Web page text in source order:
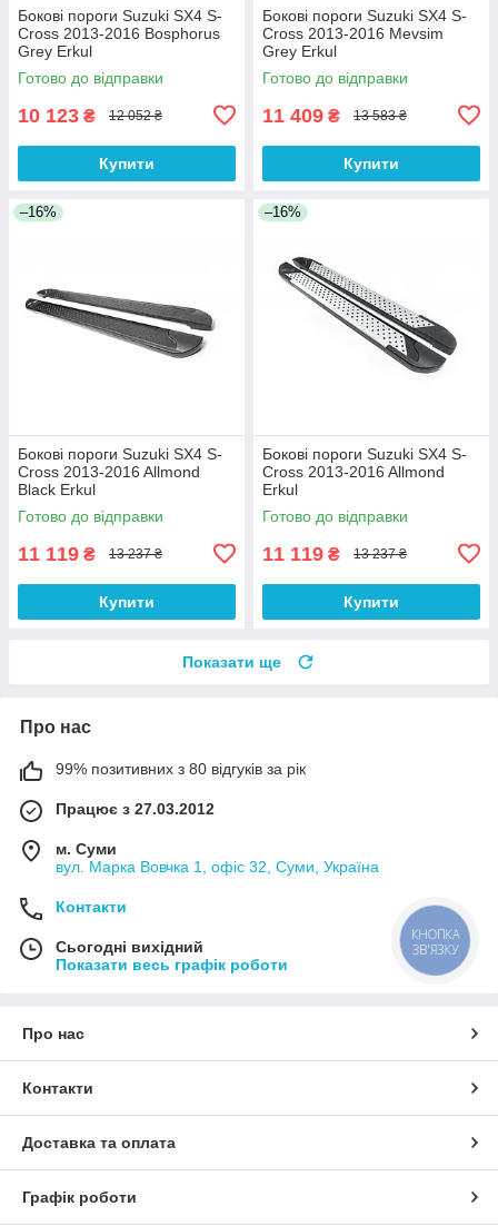
Бокові пороги Suzuki SX4 S-
Cross 2013-2016 Bosphorus
Grey Erkul
Готово до відправки
10 123 ₴ 12 052 ₴
Купити
Бокові пороги Suzuki SX4 S-
Cross 2013-2016 Mevsim
Grey Erkul
Готово до відправки
11 409 ₴ 13 583 ₴
Купити
–16%
Бокові пороги Suzuki SX4 S-
Cross 2013-2016 Allmond
Black Erkul
Готово до відправки
11 119 ₴ 13 237 ₴
Купити
–16%
Бокові пороги Suzuki SX4 S-
Cross 2013-2016 Allmond
Erkul
Готово до відправки
11 119 ₴ 13 237 ₴
Купити
Показати ще
Про нас
99% позитивних з 80 відгуків за рік
Працює з 27.03.2012
м. Суми
вул. Марка Вовчка 1, офіс 32, Суми, Україна
Контакти
Сьогодні вихідний
Показати весь графік роботи
Про нас
Контакти
Доставка та оплата
Графік роботи
КНОПКА
ЗВ'ЯЗКУ